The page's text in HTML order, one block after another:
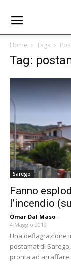
Home Tags
Tag:
Sarego
Fanno
l’incendio
Omar Dal Maso -
4 Maggio 2019
Una deflagrazione
postamat di
pronta ad